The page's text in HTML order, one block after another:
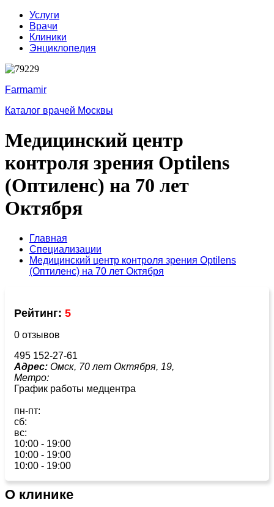
Услуги
Врачи
Клиники
Энциклопедия
Farmamir
Каталог врачей Москвы
Медицинский центр
контроля зрения Optilens
(Оптиленс) на 70 лет
Октября
Главная
Специализации
Медицинский центр контроля зрения Optilens
(Оптиленс) на 70 лет Октября
Рейтинг: 5
0 отзывов
495 152-27-61
Адрес: Омск, 70 лет Октября, 19,
Метро:
График работы медцентра
пн-пт:
сб:
вс:
10:00 - 19:00
10:00 - 19:00
10:00 - 19:00
О клинике